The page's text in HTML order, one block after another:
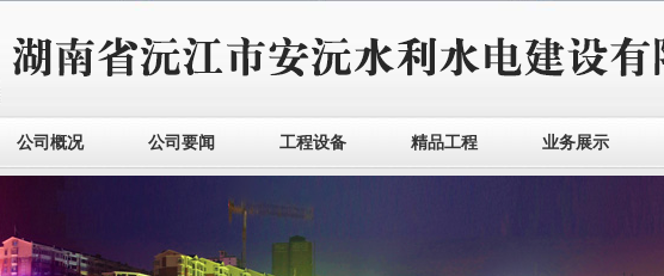
公司概况 公司要闻 工程设备 精品工程 业务展示